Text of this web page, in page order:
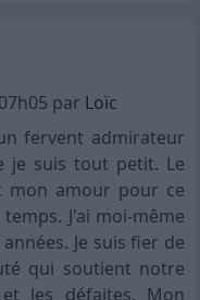
par Loïc
fervent admirateur
je suis tout petit. Le
mon amour pour ce
J'ai moi-même
Je suis fier de
qui soutient notre
les défaites. Mon